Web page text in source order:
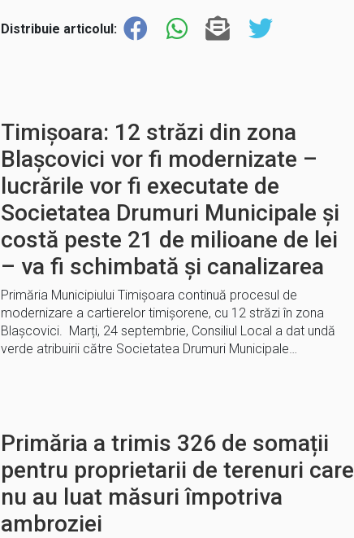
Distribuie articolul:
Timișoara: 12 străzi din zona
Blașcovici vor fi modernizate –
lucrările vor fi executate de
Societatea Drumuri Municipale și
costă peste 21 de milioane de lei
– va fi schimbată și canalizarea
Primăria Municipiului Timișoara continuă procesul de
modernizare a cartierelor timișorene, cu 12 străzi în zona
Blașcovici. Marți, 24 septembrie, Consiliul Local a dat undă
verde atribuirii către Societatea Drumuri Municipale…
Primăria a trimis 326 de somații
pentru proprietarii de terenuri care
nu au luat măsuri împotriva
ambroziei